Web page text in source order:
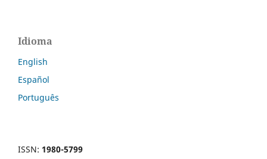
Idioma
English
Español
Português
ISSN: 1980-5799